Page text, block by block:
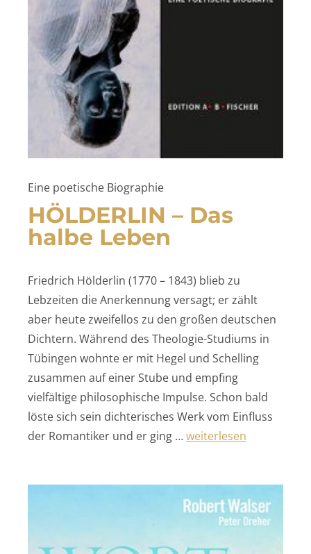
Eine poetische Biographie
HÖLDERLIN – Das
halbe Leben
Friedrich Hölderlin (1770 – 1843) blieb zu
Lebzeiten die Anerkennung versagt; er zählt
aber heute zweifellos zu den großen deutschen
Dichtern. Während des Theologie-Studiums in
Tübingen wohnte er mit Hegel und Schelling
zusammen auf einer Stube und empfing
vielfältige philosophische Impulse. Schon bald
löste sich sein dichterisches Werk vom Einfluss
der Romantiker und er ging …„HÖLDERLIN – Das
weiterlesen